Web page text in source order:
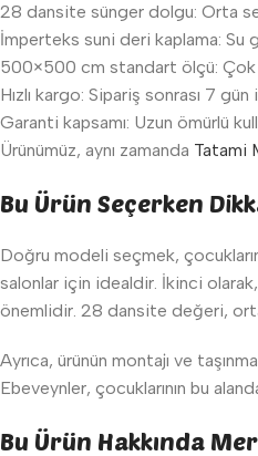
28 dansite sünger dolgu: Orta
İmperteks suni deri kaplama: Su
500×500 cm standart ölçü: Çok
Hızlı kargo: Sipariş sonrası 7
Garanti kapsamı: Uzun ömürlü
Ürünümüz, aynı zamanda Tatami
Bu Ürün Seçerken
Doğru modeli seçmek,
salonlar için idealdir. İkinci
önemlidir. 28 dansite değeri,
Ayrıca, ürünün montajı ve
Ebeveynler, çocuklarının bu
Bu Ürün Hakkında